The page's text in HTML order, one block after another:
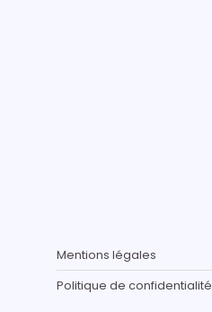
Mentions légales
Politique de confidentialité